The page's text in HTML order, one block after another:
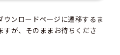
ンロードページに遷移するま
すが、そのままお待ちくださ